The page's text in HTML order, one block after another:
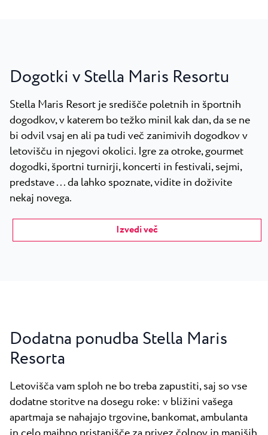
Dogotki v Stella Maris Resortu
Stella Maris Resort je središče poletnih in športnih
dogodkov, v katerem bo težko minil kak dan, da se ne
bi odvil vsaj en ali pa tudi več zanimivih dogodkov v
letovišču in njegovi okolici. Igre za otroke, gourmet
dogodki, športni turnirji, koncerti in festivali, sejmi,
predstave ... da lahko spoznate, vidite in doživite
nekaj novega.
Izvedi več
Dodatna ponudba Stella Maris
Resorta
Letovišča vam sploh ne bo treba zapustiti, saj so vse
dodatne storitve na dosegu roke: v bližini vašega
apartmaja se nahajajo trgovine, bankomat, ambulanta